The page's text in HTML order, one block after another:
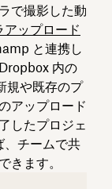
で撮影した動
アップロード
と連携し
内の
規や既存のプ
アップロード
したプロジェ
、チームで共
きます。